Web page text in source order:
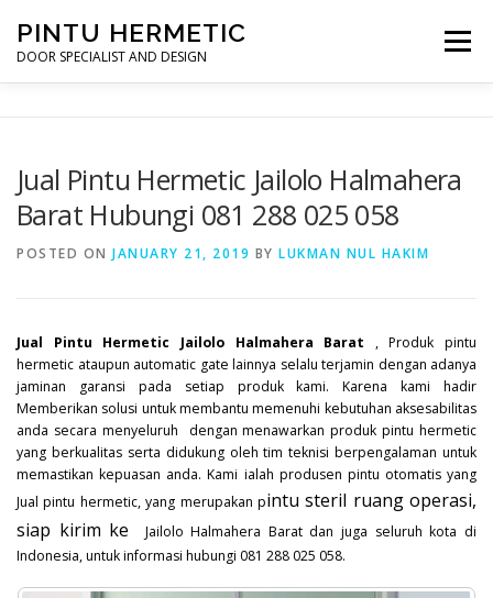
content
PINTU HERMETIC
DOOR SPECIALIST AND DESIGN
Menu
PROFILE KONTAK
Jual Pintu Hermetic Jailolo Halmahera
Barat Hubungi 081 288 025 058
POSTED ON JANUARY 21, 2019 BY LUKMAN NUL HAKIM
Jual Pintu Hermetic Jailolo Halmahera Barat , Produk pintu
hermetic ataupun automatic gate lainnya selalu terjamin dengan adanya
jaminan garansi pada setiap produk kami. Karena kami hadir
Memberikan solusi untuk membantu memenuhi kebutuhan aksesabilitas
anda secara menyeluruh dengan menawarkan produk pintu hermetic
yang berkualitas serta didukung oleh tim teknisi berpengalaman untuk
memastikan kepuasan anda. Kami ialah produsen pintu otomatis yang
Jual pintu hermetic, yang merupakan pintu steril ruang operasi,
siap kirim ke
Jailolo Halmahera Barat dan juga seluruh kota di
Indonesia, untuk informasi hubungi 081 288 025 058.